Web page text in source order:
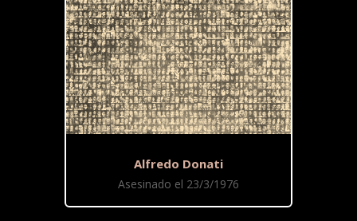
Alfredo Donati
Asesinado el 23/3/1976